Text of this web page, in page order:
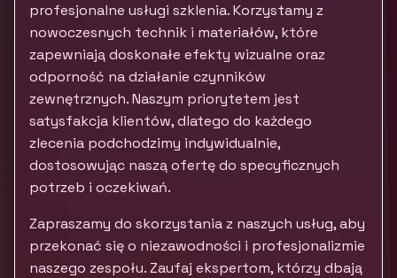
profesjonalne usługi szklenia. Korzystamy z
nowoczesnych technik i materiałów, które
zapewniają doskonałe efekty wizualne oraz
odporność na działanie czynników
zewnętrznych. Naszym priorytetem jest
satysfakcja klientów, dlatego do każdego
zlecenia podchodzimy indywidualnie,
dostosowując naszą ofertę do specyficznych
potrzeb i oczekiwań.
Zapraszamy do skorzystania z naszych usług, aby
przekonać się o niezawodności i profesjonalizmie
naszego zespołu. Zaufaj ekspertom, którzy dbają